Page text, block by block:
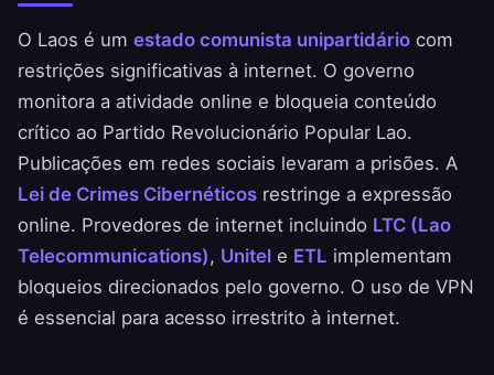
O Laos é um estado comunista unipartidário com
restrições significativas à internet. O governo
monitora a atividade online e bloqueia conteúdo
crítico ao Partido Revolucionário Popular Lao.
Publicações em redes sociais levaram a prisões. A
Lei de Crimes Cibernéticos restringe a expressão
online. Provedores de internet incluindo LTC (Lao
Telecommunications), Unitel e ETL implementam
bloqueios direcionados pelo governo. O uso de VPN
é essencial para acesso irrestrito à internet.